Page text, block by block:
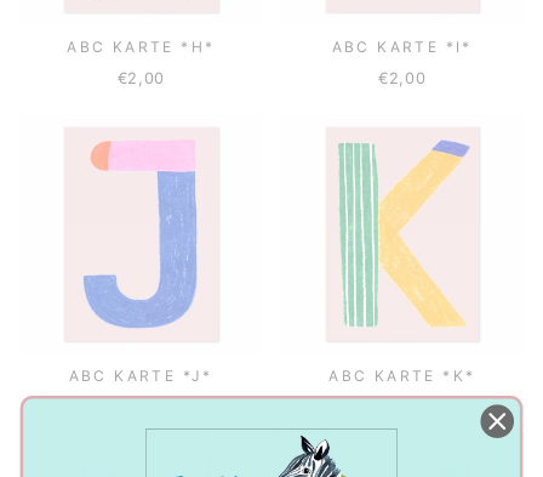
ABC KARTE *H*
€2,00
ABC KARTE *I*
€2,00
ABC KARTE *J*
ABC KARTE *K*